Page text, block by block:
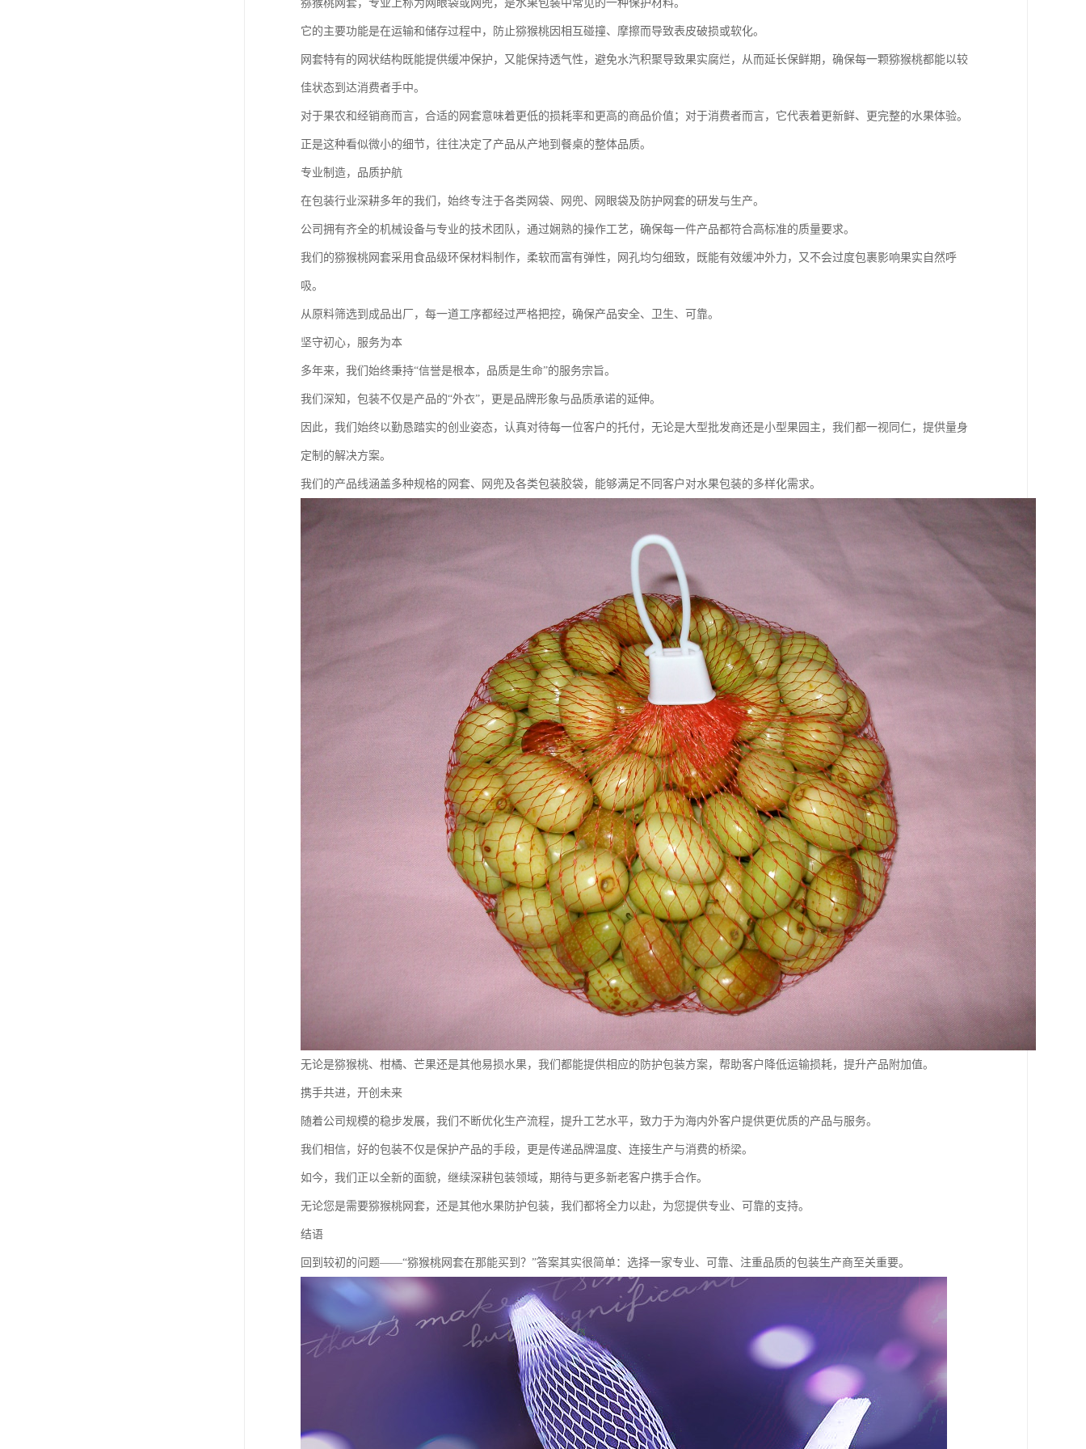
猕猴桃网套，专业上称为网眼袋或网兜，是水果包装中常见的一种保护材料。
它的主要功能是在运输和储存过程中，防止猕猴桃因相互碰撞、摩擦而导致表皮破损或软化。
网套特有的网状结构既能提供缓冲保护，又能保持透气性，避免水汽积聚导致果实腐烂，从而延长保鲜期，确保每一颗猕猴桃都能以较
佳状态到达消费者手中。
对于果农和经销商而言，合适的网套意味着更低的损耗率和更高的商品价值；对于消费者而言，它代表着更新鲜、更完整的水果体验。
正是这种看似微小的细节，往往决定了产品从产地到餐桌的整体品质。
专业制造，品质护航
在包装行业深耕多年的我们，始终专注于各类网袋、网兜、网眼袋及防护网套的研发与生产。
公司拥有齐全的机械设备与专业的技术团队，通过娴熟的操作工艺，确保每一件产品都符合高标准的质量要求。
我们的猕猴桃网套采用食品级环保材料制作，柔软而富有弹性，网孔均匀细致，既能有效缓冲外力，又不会过度包裹影响果实自然呼
吸。
从原料筛选到成品出厂，每一道工序都经过严格把控，确保产品安全、卫生、可靠。
坚守初心，服务为本
多年来，我们始终秉持“信誉是根本，品质是生命”的服务宗旨。
我们深知，包装不仅是产品的“外衣”，更是品牌形象与品质承诺的延伸。
因此，我们始终以勤恳踏实的创业姿态，认真对待每一位客户的托付，无论是大型批发商还是小型果园主，我们都一视同仁，提供量身
定制的解决方案。
我们的产品线涵盖多种规格的网套、网兜及各类包装胶袋，能够满足不同客户对水果包装的多样化需求。
无论是猕猴桃、柑橘、芒果还是其他易损水果，我们都能提供相应的防护包装方案，帮助客户降低运输损耗，提升产品附加值。
携手共进，开创未来
随着公司规模的稳步发展，我们不断优化生产流程，提升工艺水平，致力于为海内外客户提供更优质的产品与服务。
我们相信，好的包装不仅是保护产品的手段，更是传递品牌温度、连接生产与消费的桥梁。
如今，我们正以全新的面貌，继续深耕包装领域，期待与更多新老客户携手合作。
无论您是需要猕猴桃网套，还是其他水果防护包装，我们都将全力以赴，为您提供专业、可靠的支持。
结语
回到较初的问题——“猕猴桃网套在那能买到？”答案其实很简单：选择一家专业、可靠、注重品质的包装生产商至关重要。